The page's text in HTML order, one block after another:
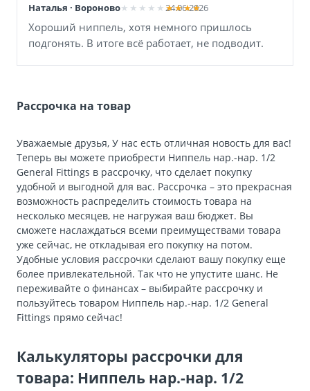
Наталья · Вороново 24.06.2026
Хороший ниппель, хотя немного пришлось
подгонять. В итоге всё работает, не подводит.
Рассрочка на товар
Уважаемые друзья, У нас есть отличная новость для вас!
Теперь вы можете приобрести Ниппель нар.-нар. 1/2
General Fittings в рассрочку, что сделает покупку
удобной и выгодной для вас. Рассрочка – это прекрасная
возможность распределить стоимость товара на
несколько месяцев, не нагружая ваш бюджет. Вы
сможете наслаждаться всеми преимуществами товара
уже сейчас, не откладывая его покупку на потом.
Удобные условия рассрочки сделают вашу покупку еще
более привлекательной. Так что не упустите шанс. Не
переживайте о финансах – выбирайте рассрочку и
пользуйтесь товаром Ниппель нар.-нар. 1/2 General
Fittings прямо сейчас!
Калькуляторы рассрочки для
товара: Ниппель нар.-нар. 1/2